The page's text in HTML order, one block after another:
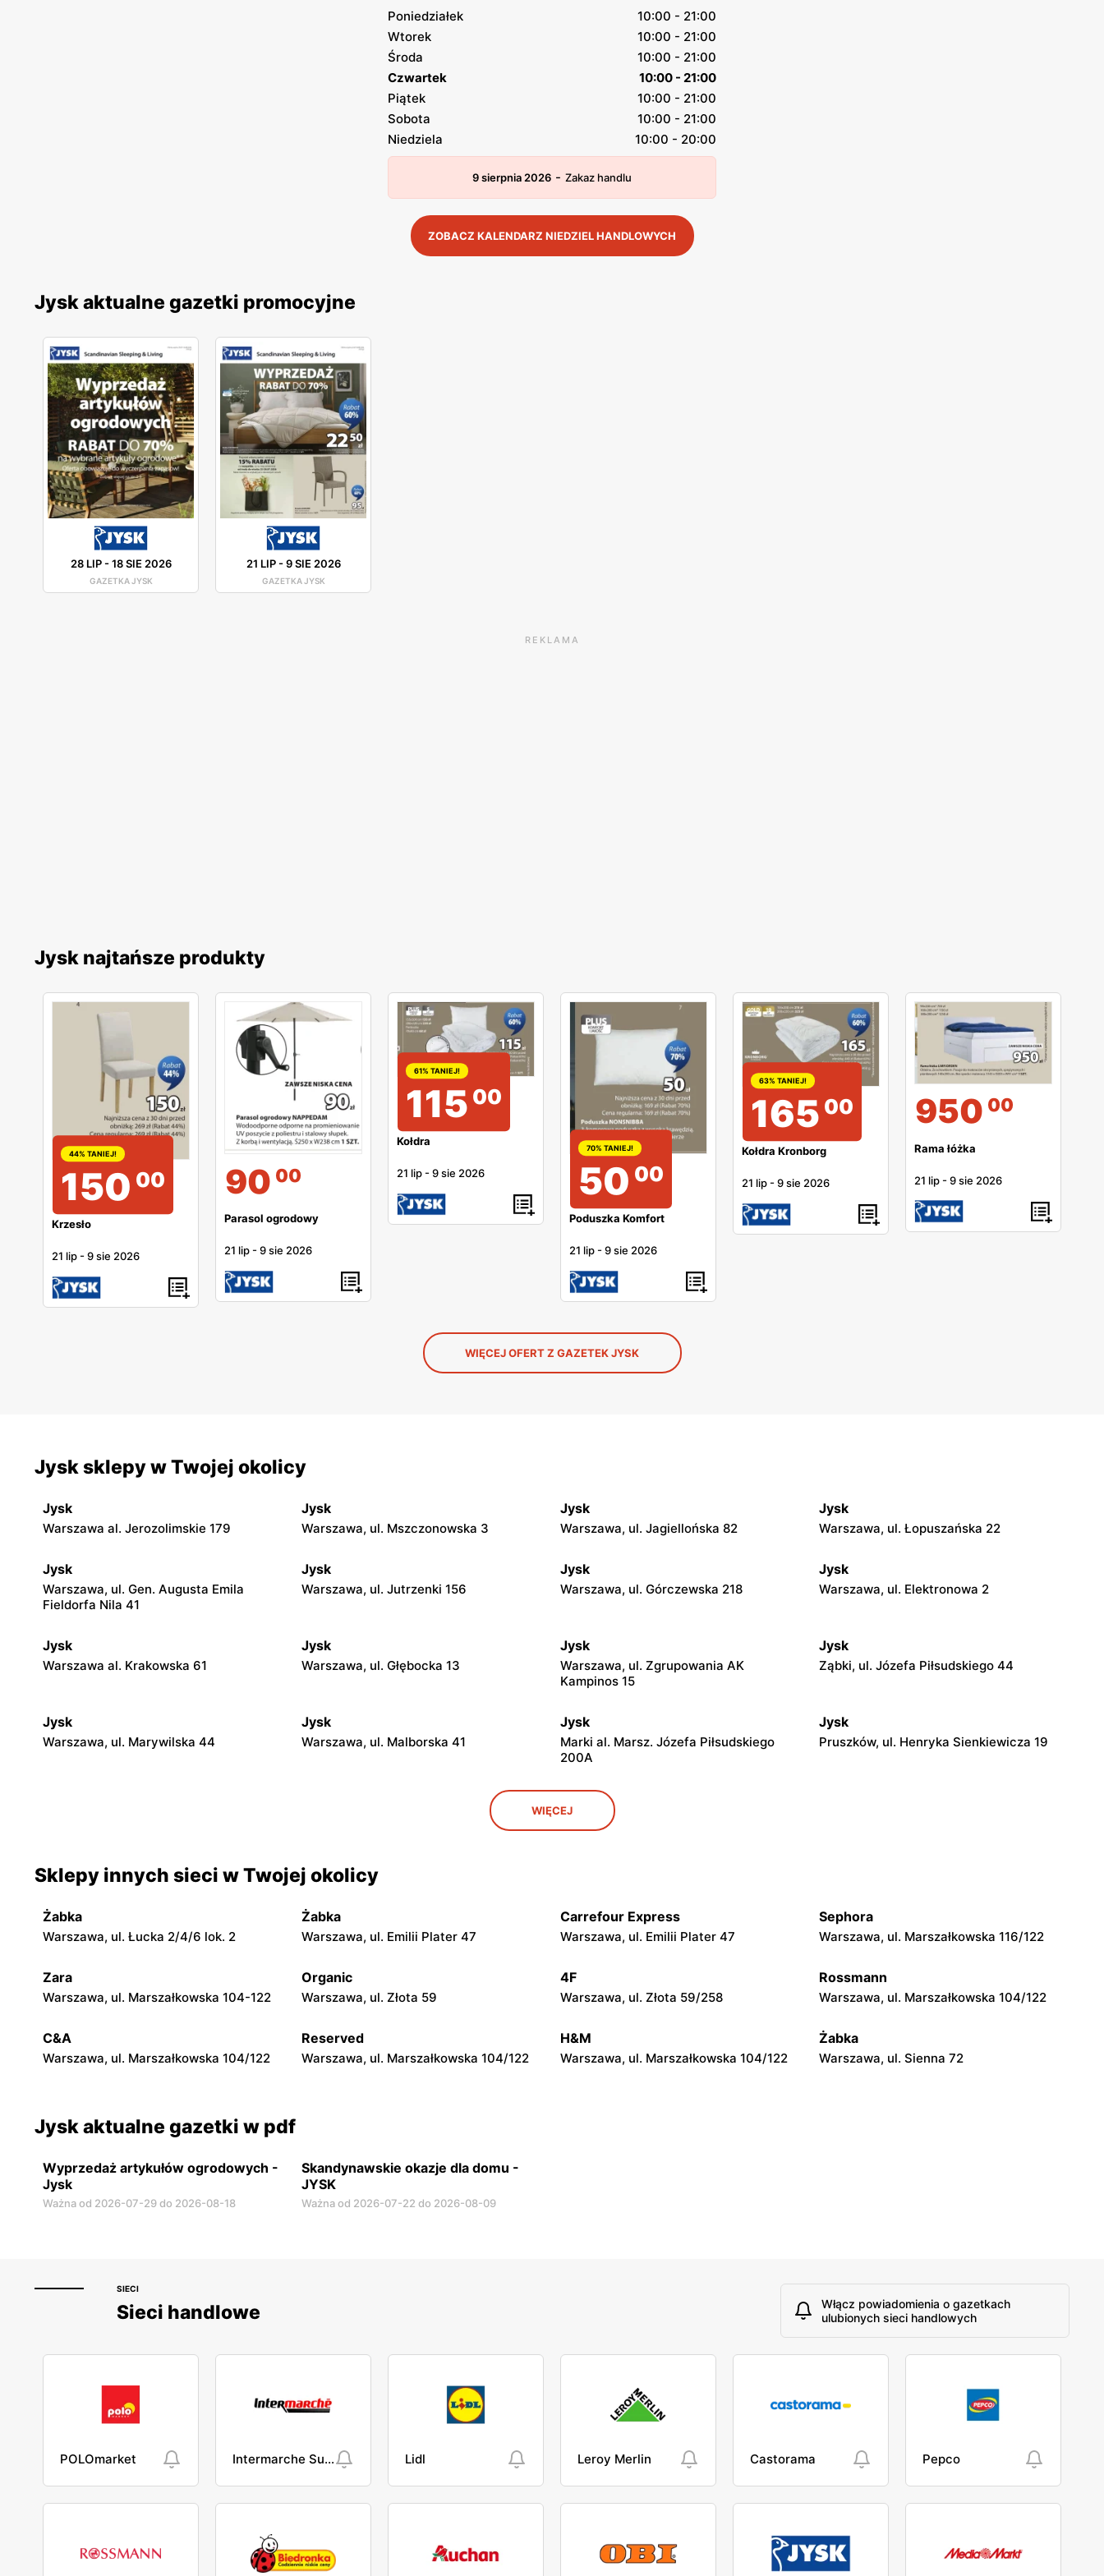
Poniedziałek
10:00 - 21:00
Wtorek
10:00 - 21:00
Środa
10:00 - 21:00
Czwartek
10:00 - 21:00
Piątek
10:00 - 21:00
Sobota
10:00 - 21:00
Niedziela
10:00 - 20:00
9 sierpnia 2026 - Zakaz handlu
ZOBACZ KALENDARZ NIEDZIEL HANDLOWYCH
Jysk aktualne gazetki promocyjne
28 LIP-18 SIE 2026
GAZETKA JYSK
21 LIP-9 SIE 2026
GAZETKA JYSK
REKLAMA
Jysk najtańsze produkty
44% TANIEJ!
150 00
Krzesło
21 lip -9 sie 2026
90 00
Parasol ogrodowy
21 lip -9 sie 2026
61% TANIEJ!
115 00
Kołdra
21 lip -9 sie 2026
70% TANIEJ!
50 00
Poduszka Komfort
21 lip -9 sie 2026
63% TANIEJ!
165 00
Kołdra Kronborg
21 lip -9 sie 2026
950 00
Rama łóżka
21 lip -9 sie 2026
WIĘCEJ OFERT Z GAZETEK JYSK
Jysk sklepy w Twojej okolicy
Jysk
Warszawa al. Jerozolimskie 179
Jysk
Warszawa, ul. Mszczonowska 3
Jysk
Warszawa, ul. Jagiellońska 82
Jysk
Warszawa, ul. Łopuszańska 22
Jysk
Warszawa, ul. Gen. Augusta Emila
Fieldorfa Nila 41
Jysk
Warszawa, ul. Jutrzenki 156
Jysk
Warszawa, ul. Górczewska 218
Jysk
Warszawa, ul. Elektronowa 2
Jysk
Warszawa al. Krakowska 61
Jysk
Warszawa, ul. Głębocka 13
Jysk
Warszawa, ul. Zgrupowania AK
Kampinos 15
Jysk
Ząbki, ul. Józefa Piłsudskiego 44
Jysk
Warszawa, ul. Marywilska 44
Jysk
Warszawa, ul. Malborska 41
Jysk
Marki al. Marsz. Józefa Piłsudskiego
200A
Jysk
Pruszków, ul. Henryka Sienkiewicza 19
Łubna, ul. Łubna 69
Nowy Dwór Mazowiecki, ul. Warszawska
Grodzisk Mazowiecki, ul. Żyrardowska
Jysk Jysk Jysk Jysk
Jysk Jysk
Stanisława Reymonta 7a
Jysk Jysk
WIĘCEJ
Sklepy innych sieci w Twojej okolicy
Żabka
Warszawa, ul. Łucka 2/4/6 lok. 2
Żabka
Warszawa, ul. Emilii Plater 47
Carrefour Express
Warszawa, ul. Emilii Plater 47
Sephora
Warszawa, ul. Marszałkowska 116/122
Zara
Warszawa, ul. Marszałkowska 104-122
Organic
Warszawa, ul. Złota 59
4F
Warszawa, ul. Złota 59/258
Rossmann
Warszawa, ul. Marszałkowska 104/122
C&A
Warszawa, ul. Marszałkowska 104/122
Reserved
Warszawa, ul. Marszałkowska 104/122
H&M
Warszawa, ul. Marszałkowska 104/122
Żabka
Warszawa, ul. Sienna 72
Jysk aktualne gazetki w pdf
Wyprzedaż artykułów ogrodowych -
Jysk
Ważna od 2026-07-29 do 2026-08-18
Skandynawskie okazje dla domu -
JYSK
Ważna od 2026-07-22 do 2026-08-09
SIECI
Sieci handlowe
Włącz powiadomienia o gazetkach
ulubionych sieci handlowych
POLOmarket Intermarche Super Lidl Leroy Merlin Castorama Pepco